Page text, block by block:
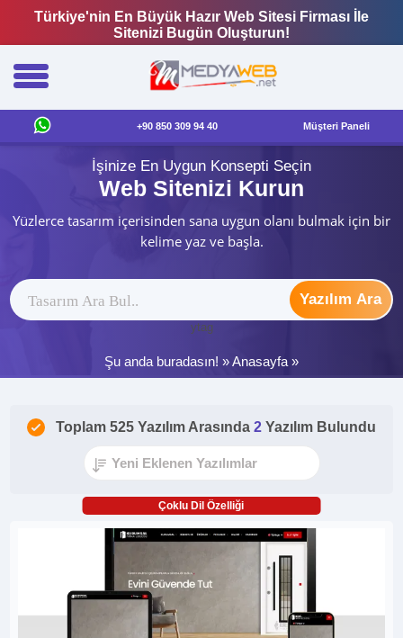
Türkiye'nin En Büyük Hazır Web Sitesi Firması İle
Sitenizi Bugün Oluşturun!
+90 850 309 94 40 Müşteri Paneli
İşinize En Uygun Konsepti Seçin
Web Sitenizi Kurun
Yüzlerce tasarım içerisinden sana uygun olanı bulmak için bir
kelime yaz ve başla.
Yazılım Ara
ytag
Şu anda buradasın! »Anasayfa »
Toplam 525 Yazılım Arasında 2 Yazılım Bulundu
Çoklu Dil Özelliği